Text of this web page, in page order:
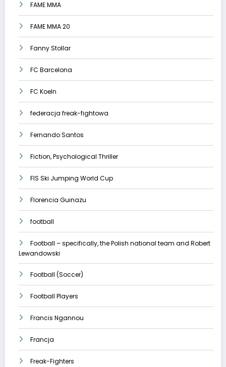
FAME MMA
FAME MMA 20
Fanny Stollar
FC Barcelona
FC Koeln
federacja freak-fightowa
Fernando Santos
Fiction, Psychological Thriller
FIS Ski Jumping World Cup
Florencia Guinazu
football
Football – specifically, the Polish national team and Robert
Lewandowski
Football (Soccer)
Football Players
Francis Ngannou
Francja
Freak-Fighters